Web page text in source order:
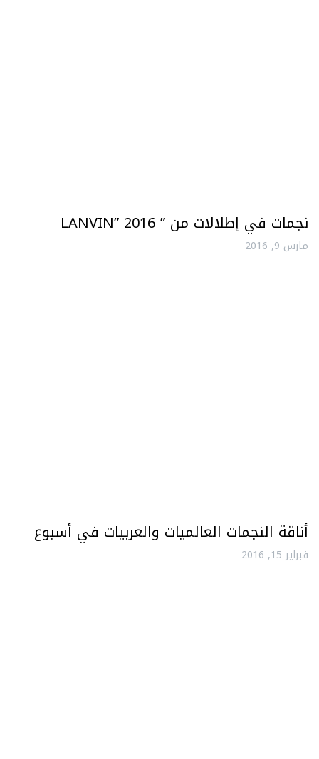
نجمات في إطلالات من ” LANVIN” 2016
مارس 9, 2016
أناقة النجمات العالميات والعربيات في أسبوع
فبراير 15, 2016